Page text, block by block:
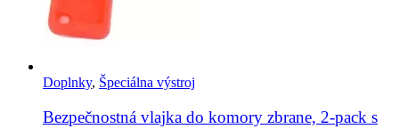
Doplnky, Špeciálna výstroj
Bezpečnostná vlajka do komory zbrane, 2-pack s